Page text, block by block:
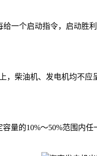
一个启动指令，启动胜
，柴油机、发电机均不
量的10%～50%范围内